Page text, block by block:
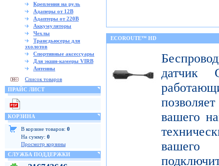
Крепления на руль
Адаперы от 12В
Адаптеры от 220В
Аккумуляторы
Чехлы
Трансдьюсеры для
эхолотов
Спортивные аксессуары
Для экшн-камеры VIRB
Антенны
Список товаров
ПРАЙС ЛИСТ
КОРЗИНА
В корзине товаров: 0
На сумму: 0
Просмотр корзины
СЛУЖБА ПОДДЕРЖКИ
ECOROUTE™ HD
датчик
вашего
вашего